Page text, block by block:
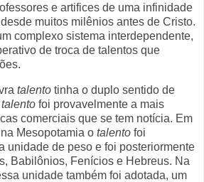
e artifices de uma infinidade
muitos milênios antes de Cristo.
complexo sistema interdependente,
de troca de talentos que
talento tinha o duplo sentido de
talento foi provavelmente a mais
comerciais que se tem notícia. Em
Mesopotamia o talento foi
unidade de peso e foi posteriormente
Babilônios, Fenícios e Hebreus. Na
unidade também foi adotada, um